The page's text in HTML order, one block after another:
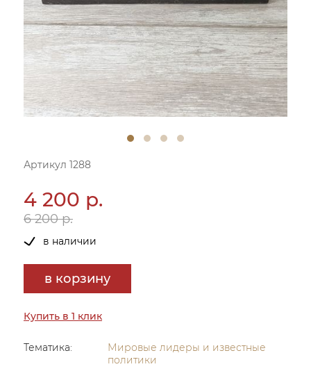
Артикул 1288
4 200 р.
6 200 р.
в наличии
в корзину
Купить в 1 клик
Тематика:
Мировые лидеры и известные
политики